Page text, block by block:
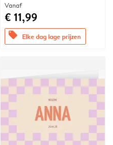
Vanaf
€ 11,99
offers Elke dag lage prijzen